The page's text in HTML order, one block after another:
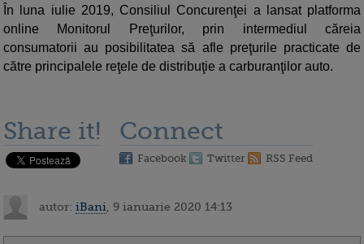
În luna iulie 2019, Consiliul Concurenţei a lansat platforma
online Monitorul Preţurilor, prin intermediul căreia
consumatorii au posibilitatea să afle preţurile practicate de
către principalele reţele de distribuţie a carburanţilor auto.
Share it! Connect
Facebook Twitter RSS Feed
autor: iBani , 9 ianuarie 2020 14:13